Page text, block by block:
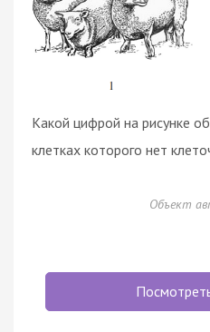
Какой цифрой на рисунке
клетках которого нет
Объект